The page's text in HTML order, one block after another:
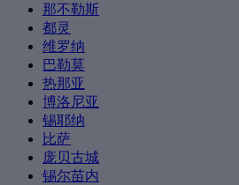
那不勒斯
都灵
维罗纳
巴勒莫
热那亚
博洛尼亚
锡耶纳
比萨
庞贝古城
锡尔苗内